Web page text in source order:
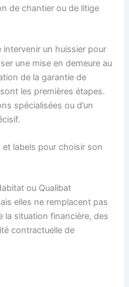
de chantier ou de litige
intervenir un huissier pour
une mise en demeure au
de la garantie de
les premières étapes.
spécialisées ou d’un
labels pour choisir son
ou Qualibat
elles ne remplacent pas
la situation financière, des
contractuelle de